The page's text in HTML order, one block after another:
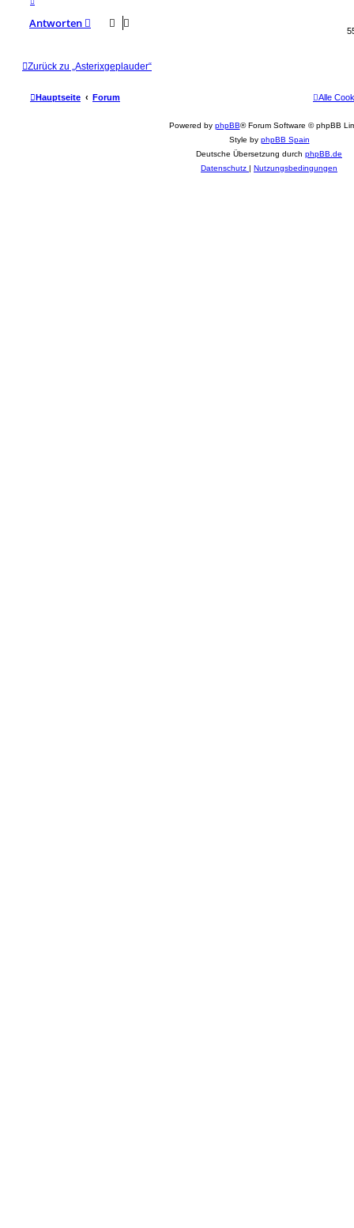
a
h
Antworten
Zurück zu „Asterixgeplauder“
Hauptseite Forum Alle
Powered by phpBB® Forum Software © phpBB
Style by phpBB Spain
Deutsche Übersetzung durch phpBB.de
Datenschutz | Nutzungsbedingungen